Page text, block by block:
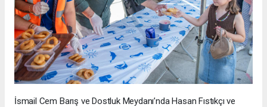
İsmail Cem Barış ve Dostluk Meydanı’nda Hasan Fıstıkçı ve